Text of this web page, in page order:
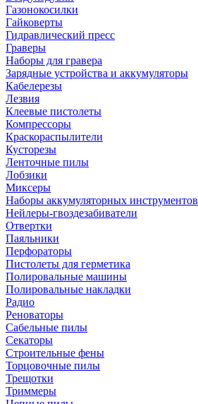
Газонокосилки
Гайковерты
Гидравлический пресс
Граверы
Наборы для гравера
Зарядные устройства и аккумуляторы
Кабелерезы
Лезвия
Клеевые пистолеты
Компрессоры
Краскораспылители
Кусторезы
Ленточные пилы
Лобзики
Миксеры
Наборы аккумуляторных инструментов
Нейлеры-гвоздезабиватели
Отвертки
Паяльники
Перфораторы
Пистолеты для герметика
Полировальные машины
Полировальные накладки
Радио
Реноваторы
Сабельные пилы
Секаторы
Строительные фены
Торцовочные пилы
Трещотки
Триммеры